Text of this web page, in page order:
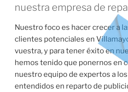
nuestra empresa de
Nuestro foco es hacer crecer a
clientes potenciales en
vuestra, y para tener éxito en
hemos tenido que ponernos en
nuestro equipo de expertos a
entendidos en reparto de